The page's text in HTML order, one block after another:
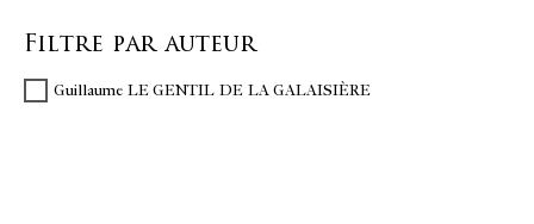
Filtre par auteur
Guillaume LE GENTIL DE LA GALAISIÈRE